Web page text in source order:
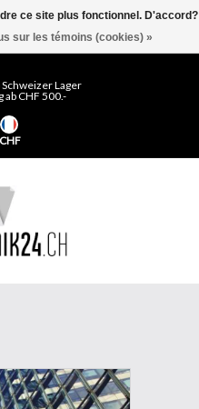
Lager
CHF 500.-
CHF
ce site plus fonctionnel. D'accord?
sur les témoins (cookies) »